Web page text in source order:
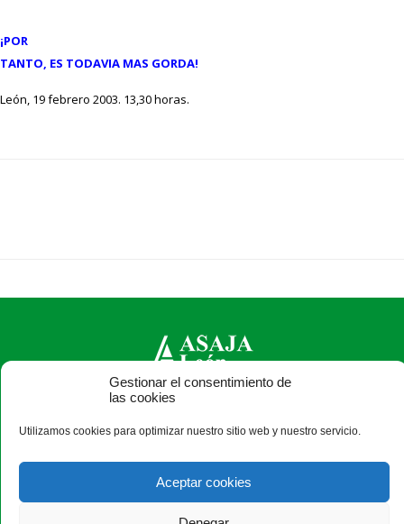
Gestionar el consentimiento de
las cookies
Utilizamos cookies para optimizar nuestro sitio web y nuestro servicio.
Aceptar cookies
¡POR
TANTO, ES TODAVIA MAS GORDA!
León, 19 febrero 2003. 13,30 horas.
Paseo Salamanca, 1 bajo - 24009 León - España · Tel.: +34